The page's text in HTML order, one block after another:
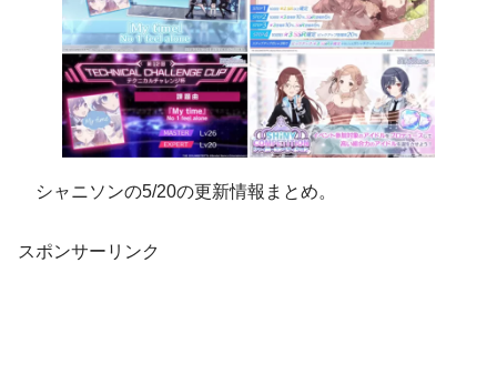
シャニソンの5/20の更新情報まとめ。
スポンサーリンク